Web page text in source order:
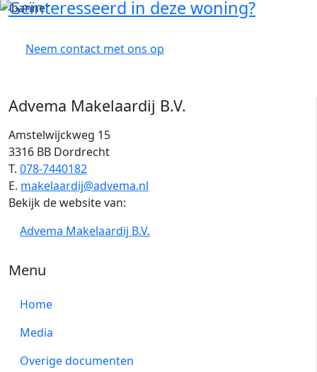
Geïnteresseerd in deze woning?
Neem contact met ons op
Advema Makelaardij B.V.
Amstelwijckweg 15
3316 BB Dordrecht
T. 078-7440182
E. makelaardij@advema.nl
Bekijk de website van:
Advema Makelaardij B.V.
Menu
Home
Media
Overige documenten